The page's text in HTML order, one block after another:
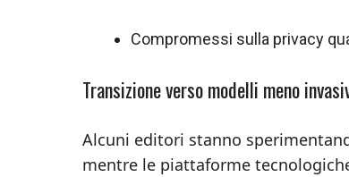
Compromessi sulla privacy
Transizione verso modelli meno
Alcuni editori stanno
mentre le piattaforme